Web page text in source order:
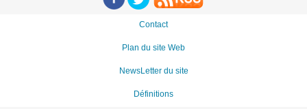
Contact
Plan du site Web
NewsLetter du site
Définitions